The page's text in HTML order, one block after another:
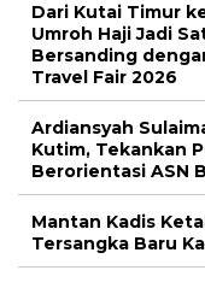
Dari Kutai Timur
Umroh Haji Jadi
Bersanding
Travel Fair 2026
Ardiansyah
Kutim, Tekankan
Berorientasi ASN
Mantan Kadis
Tersangka Baru